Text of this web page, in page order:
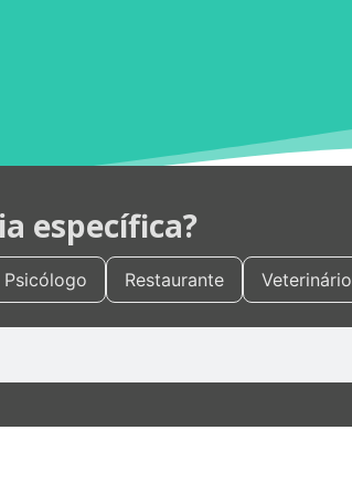
específica?
Psicólogo Restaurante Veterinário